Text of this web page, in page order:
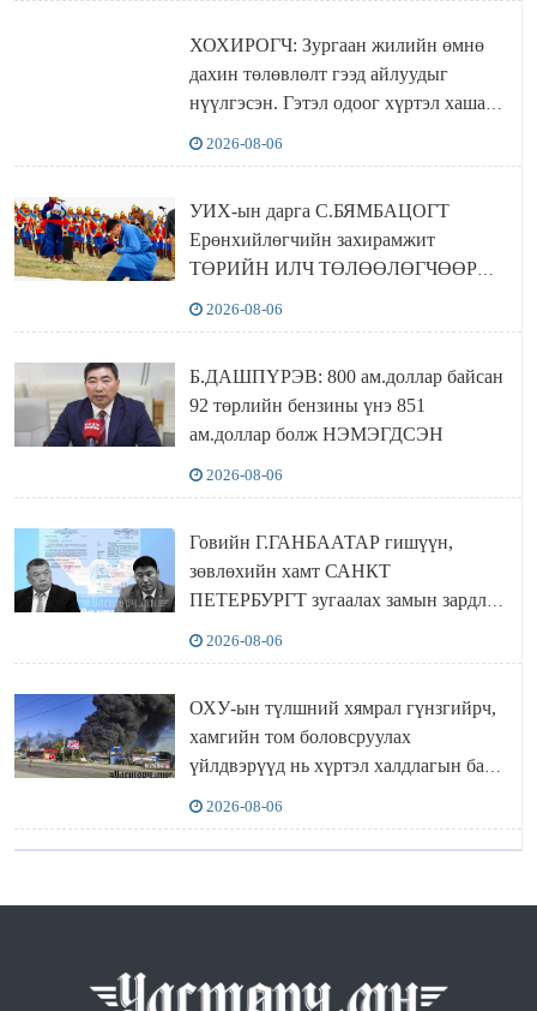
ХОХИРОГЧ: Зургаан жилийн өмнө
дахин төлөвлөлт гээд айлуудыг
нүүлгэсэн. Гэтэл одоог хүртэл хашаа
2026-08-06
УИХ-ын дарга С.БЯМБАЦОГТ
Ерөнхийлөгчийн захирамжит
ТӨРИЙН ИЛЧ ТӨЛӨӨЛӨГЧӨӨР
2026-08-06
Б.ДАШПҮРЭВ: 800 ам.доллар байсан
92 төрлийн бензины үнэ 851
ам.доллар болж НЭМЭГДСЭН
2026-08-06
Говийн Г.ГАНБААТАР гишүүн,
зөвлөхийн хамт САНКТ
ПЕТЕРБУРГТ зугаалах замын зардлаа
2026-08-06
ОХУ-ын түлшний хямрал гүнзгийрч,
хамгийн том боловсруулах
үйлдвэрүүд нь хүртэл халдлагын бай
2026-08-06